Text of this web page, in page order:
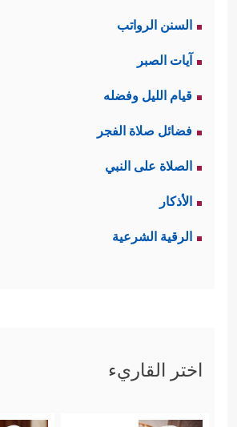
السنن الرواتب
آيات الصبر
قيام الليل وفضله
فضائل صلاة الفجر
الصلاة على النبي
الأذكار
الرقية الشرعية
اختر القاريء